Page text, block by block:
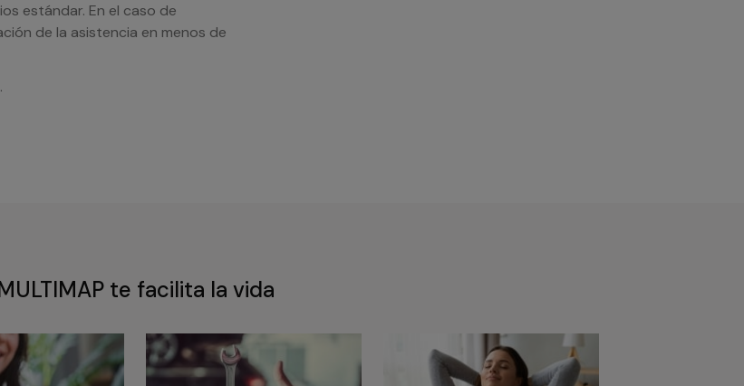
estándar. En el caso de
de la asistencia en menos de
te facilita la vida